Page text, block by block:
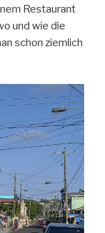
Restaurant
und wie die
schon ziemlich